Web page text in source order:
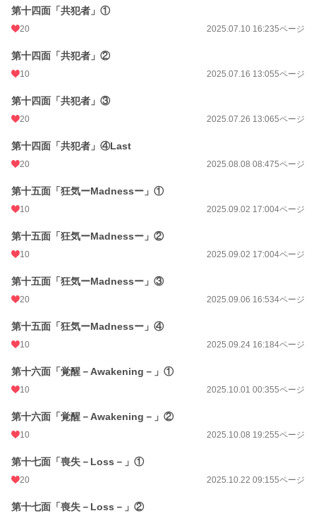
第十四面「共犯者」①
20 2025.07.10 16:235ページ
第十四面「共犯者」②
10 2025.07.16 13:055ページ
第十四面「共犯者」③
20 2025.07.26 13:065ページ
第十四面「共犯者」④Last
20 2025.08.08 08:475ページ
第十五面「狂気ーMadnessー」①
10 2025.09.02 17:004ページ
第十五面「狂気ーMadnessー」②
10 2025.09.02 17:004ページ
第十五面「狂気ーMadnessー」③
20 2025.09.06 16:534ページ
第十五面「狂気ーMadnessー」④
10 2025.09.24 16:184ページ
第十六面「覚醒－Awakening－」①
10 2025.10.01 00:355ページ
第十六面「覚醒－Awakening－」②
10 2025.10.08 19:255ページ
第十七面「喪失－Loss－」①
20 2025.10.22 09:155ページ
第十七面「喪失－Loss－」②